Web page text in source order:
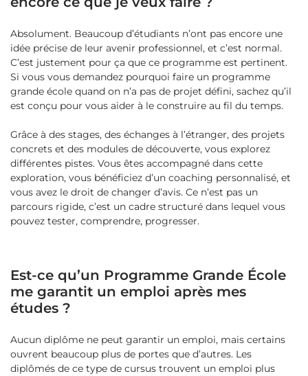
Absolument. Beaucoup d’étudiants n’ont pas encore une
idée précise de leur avenir professionnel, et c’est normal.
C’est justement pour ça que ce programme est pertinent.
Si vous vous demandez pourquoi faire un programme
grande école quand on n’a pas de projet défini, sachez qu’il
est conçu pour vous aider à le construire au fil du temps.
Grâce à des stages, des échanges à l’étranger, des projets
concrets et des modules de découverte, vous explorez
différentes pistes. Vous êtes accompagné dans cette
exploration, vous bénéficiez d’un coaching personnalisé, et
vous avez le droit de changer d’avis. Ce n’est pas un
parcours rigide, c’est un cadre structuré dans lequel vous
pouvez tester, comprendre, progresser.
Est-ce qu’un Programme Grande École
me garantit un emploi après mes
études ?
Aucun diplôme ne peut garantir un emploi, mais certains
ouvrent beaucoup plus de portes que d’autres. Les
diplômés de ce type de cursus trouvent un emploi plus